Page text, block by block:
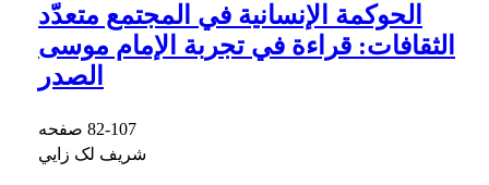
الحوكمة الإنسانیة في المجتمع متعدّد
الثقافات: قراءة في تجربة الإمام موسى
الصدر
82-107
شریف لک زایي